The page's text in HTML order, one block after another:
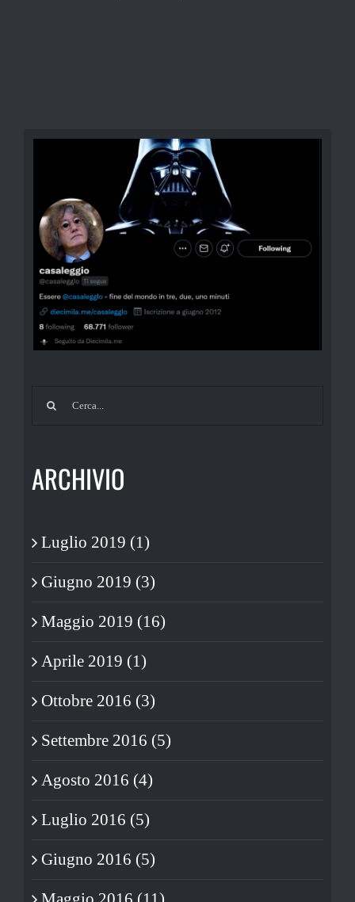
ARCHIVIO
Luglio 2019 (1)
Giugno 2019 (3)
Maggio 2019 (16)
Aprile 2019 (1)
Ottobre 2016 (3)
Settembre 2016 (5)
Agosto 2016 (4)
Luglio 2016 (5)
Giugno 2016 (5)